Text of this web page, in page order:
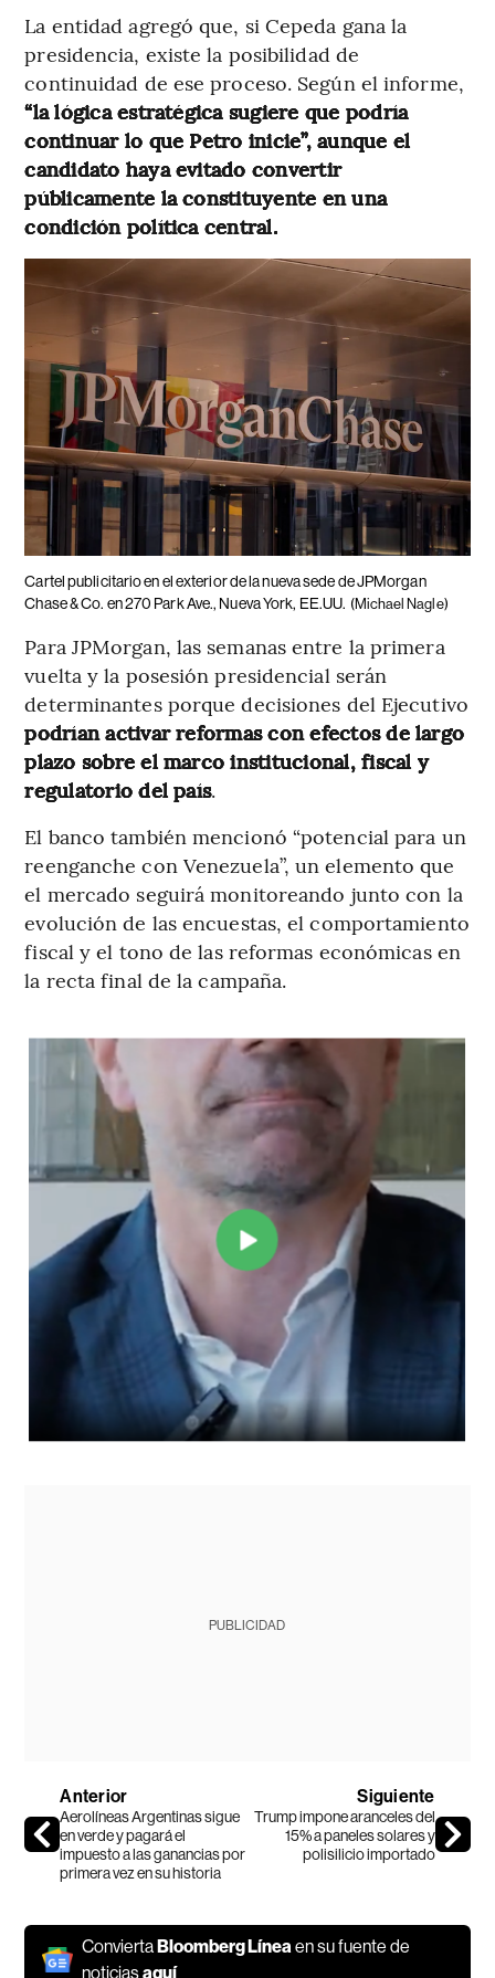
La entidad agregó que, si Cepeda gana la
presidencia, existe la posibilidad de
continuidad de ese proceso. Según el informe,
“la lógica estratégica sugiere que podría
continuar lo que Petro inicie”, aunque el
candidato haya evitado convertir
públicamente la constituyente en una
condición política central.
Cartel publicitario en el exterior de la nueva sede de JPMorgan
Chase & Co. en 270 Park Ave., Nueva York, EE.UU. (Michael Nagle)
Para JPMorgan, las semanas entre la primera
vuelta y la posesión presidencial serán
determinantes porque decisiones del Ejecutivo
podrían activar reformas con efectos de largo
plazo sobre el marco institucional, fiscal y
regulatorio del país.
El banco también mencionó “potencial para un
reenganche con Venezuela”, un elemento que
el mercado seguirá monitoreando junto con la
evolución de las encuestas, el comportamiento
fiscal y el tono de las reformas económicas en
la recta final de la campaña.
PUBLICIDAD
Anterior
Aerolíneas Argentinas sigue
en verde y pagará el
impuesto a las ganancias por
primera vez en su historia
Siguiente
Trump impone aranceles del
15% a paneles solares y
polisilicio importado
ConviertaBloomberg Línea en su fuente de
noticiasaquí